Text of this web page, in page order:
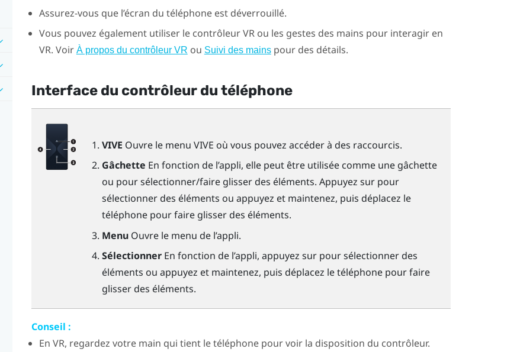
Assurez-vous que l’écran du téléphone est déverrouillé.
Vous pouvez également utiliser le contrôleur VR ou les gestes des mains pour interagir en
VR. Voir À propos du contrôleur VR ou Suivi des mainspour des détails.
Interface du contrôleur du téléphone
VIVE Ouvre le menu VIVE où vous pouvez accéder à des raccourcis.
Gâchette En fonction de l’appli, elle peut être utilisée comme une gâchette
ou pour sélectionner/faire glisser des éléments. Appuyez sur pour
sélectionner des éléments ou appuyez et maintenez, puis déplacez le
téléphone pour faire glisser des éléments.
MenuOuvre le menu de l’appli.
SélectionnerEn fonction de l’appli, appuyez sur pour sélectionner des
éléments ou appuyez et maintenez, puis déplacez le téléphone pour faire
glisser des éléments.
Conseil :
En VR, regardez votre main qui tient le téléphone pour voir la disposition du contrôleur.